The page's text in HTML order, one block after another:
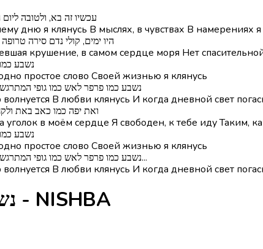
עכשיו זה בא, ולטובה
дню я клянусь В мыслях, в чувствах В намерениях я
היו ימים, קולי נדם סירה
крушение, в самом сердце моря Нет
נשבע
простое слово Своей жизнью я клянусь
נשבע כמו פרפר לאש כמו גופי
В любви клянусь И когда дневной свет
ואת יפה כמו כאב באת
в моём сердце Я свободен, к тебе иду Таким,
נשבע
простое слово Своей жизнью я клянусь
נשבע כמו פרפר לאש כמו גופי המתרגש באהבה נשבע וכשאור היום יכבה יישאר לי עוד הרבה...
В любви клянусь И когда дневной свет
Глаголы из песни נשבע - NISHBA